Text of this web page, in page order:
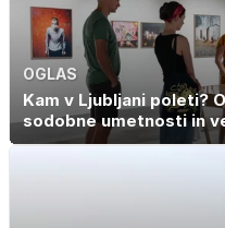
OGLAS
Kam v Ljubljani poleti?
sodobne umetnosti in